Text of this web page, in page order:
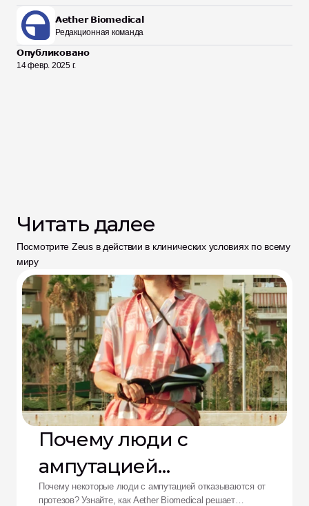
Aether Biomedical
Редакционная команда
Опубликовано
14 февр. 2025 г.
Читать далее
Посмотрите Zeus в действии в клинических условиях по всему
миру
Почему люди с
ампутацией
отказываются от
Почему некоторые люди с ампутацией отказываются от
протезов? Узнайте, как Aether Biomedical решает